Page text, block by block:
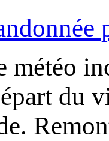
météo
du